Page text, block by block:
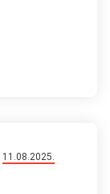
11.08.2025.